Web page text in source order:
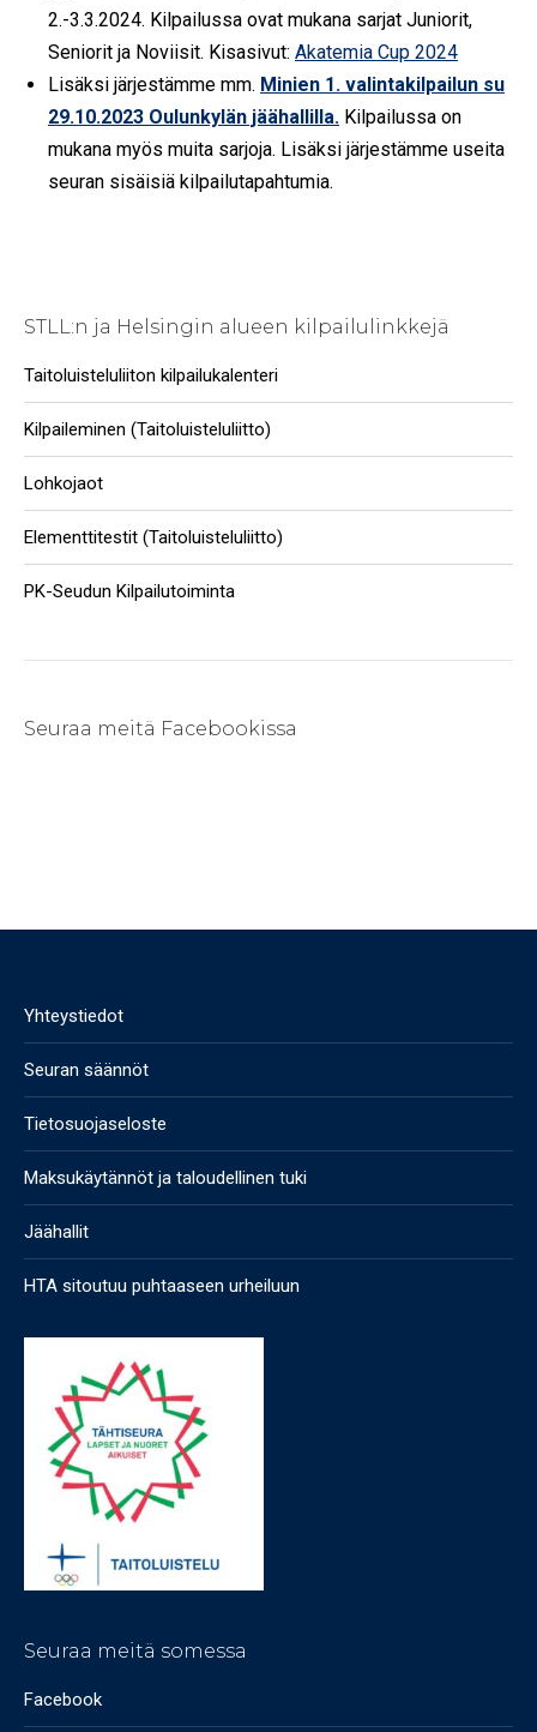
2.-3.3.2024. Kilpailussa ovat mukana sarjat Juniorit,
Seniorit ja Noviisit. Kisasivut: Akatemia Cup 2024
Lisäksi järjestämme mm. Minien 1. valintakilpailun su
29.10.2023 Oulunkylän jäähallilla. Kilpailussa on
mukana myös muita sarjoja. Lisäksi järjestämme useita
seuran sisäisiä kilpailutapahtumia.
STLL:n ja Helsingin alueen kilpailulinkkejä
Taitoluisteluliiton kilpailukalenteri
Kilpaileminen (Taitoluisteluliitto)
Lohkojaot
Elementtitestit (Taitoluisteluliitto)
PK-Seudun Kilpailutoiminta
Seuraa meitä Facebookissa
Yhteystiedot
Seuran säännöt
Tietosuojaseloste
Maksukäytännöt ja taloudellinen tuki
Jäähallit
HTA sitoutuu puhtaaseen urheiluun
Seuraa meitä somessa
Facebook